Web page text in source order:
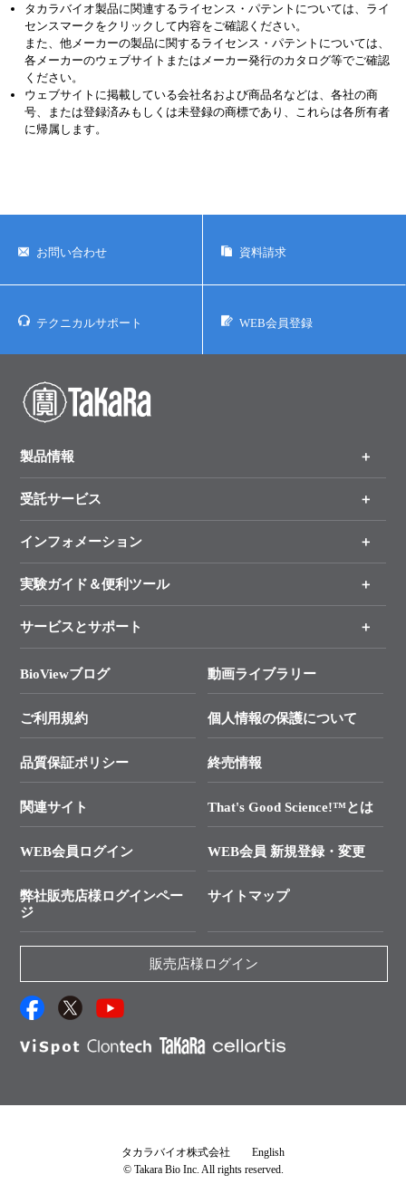
タカラバイオ製品に関連するライセンス・パテントについては、ライ
センスマークをクリックして内容をご確認ください。
また、他メーカーの製品に関するライセンス・パテントについては、
各メーカーのウェブサイトまたはメーカー発行のカタログ等でご確認
ください。
ウェブサイトに掲載している会社名および商品名などは、各社の商
号、または登録済みもしくは未登録の商標であり、これらは各所有者
に帰属します。
お問い合わせ 資料請求
テクニカルサポート WEB会員登録
製品情報
製品一覧
手法から製品を探す
新製品情報
受託サービス
オンライン注文
インフォメーション
キャンペーン
タカラバイオ各種会員募集のお知らせ
終売製品のお知らせ
価格改定のご案内
技術セミナーのご案内
タカラバイオ発表文献
実験ガイド＆便利ツール
リアルタイムPCR実験のススメ
幹細胞・再生医療研究ガイド
クローニング実験ガイド
SMARTer NGSポータルサイト
プライマー設計
制限酵素切断サイトの検索
ユーザーズボイス集
抗体検索サイト
サービスとサポート
総合お問い合わせ
├ 実験コンシェルジュ
├ 受託サービスお問い合わせ
資料請求 機器関連
資料請求 受託関連
資料請求 核酸抽出・精製カタログ
サンプル請求一覧
プロトコール集
説明書・CoA・SDSを探す
BioViewブログ 動画ライブラリー
ご利用規約 個人情報の保護について
品質保証ポリシー 終売情報
関連サイト That's Good Science!™とは
WEB会員ログイン WEB会員 新規登録・変更
弊社販売店様ログインペー
ジ
サイトマップ
販売店様ログイン
タカラバイオ株式会社
English
© Takara Bio Inc. All rights reserved.